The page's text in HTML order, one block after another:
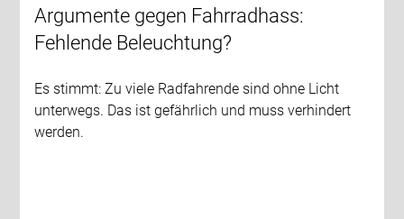
Argumente gegen Fahrradhass:
Fehlende Beleuchtung?
Es stimmt: Zu viele Radfahrende sind ohne Licht
unterwegs. Das ist gefährlich und muss verhindert
werden.